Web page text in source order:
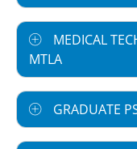
MEDICAL
MTLA
GRADUATE